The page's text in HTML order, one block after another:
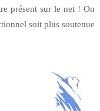
présent sur le net ! On
soit plus soutenue